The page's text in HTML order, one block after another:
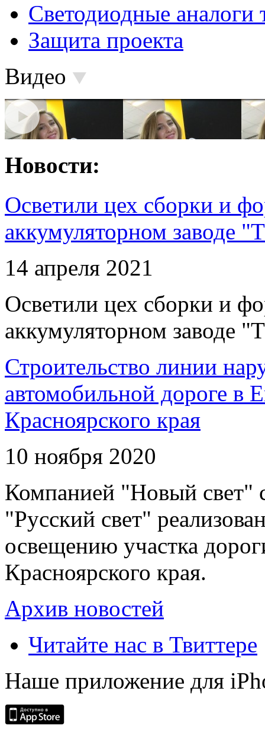
Светодиодные аналоги
Защита проекта
Видео
Новости:
Осветили цех сборки и
аккумуляторном заводе
14 апреля 2021
Осветили цех сборки и
аккумуляторном заводе
Строительство линии
автомобильной дороге в
Красноярского края
10 ноября 2020
Компанией "Новый свет"
"Русский свет"
освещению участка
Красноярского края.
Архив новостей
Читайте нас в Твиттере
Наше приложение для